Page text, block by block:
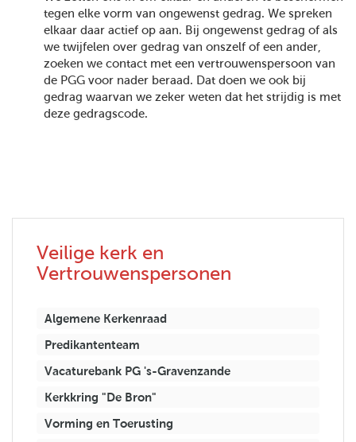
tegen elke vorm van ongewenst gedrag. We spreken
elkaar daar actief op aan. Bij ongewenst gedrag of als
we twijfelen over gedrag van onszelf of een ander,
zoeken we contact met een vertrouwenspersoon van
de PGG voor nader beraad. Dat doen we ook bij
gedrag waarvan we zeker weten dat het strijdig is met
deze gedragscode.
Veilige kerk en
Vertrouwenspersonen
Algemene Kerkenraad
Predikantenteam
Vacaturebank PG 's-Gravenzande
Kerkkring "De Bron"
Vorming en Toerusting